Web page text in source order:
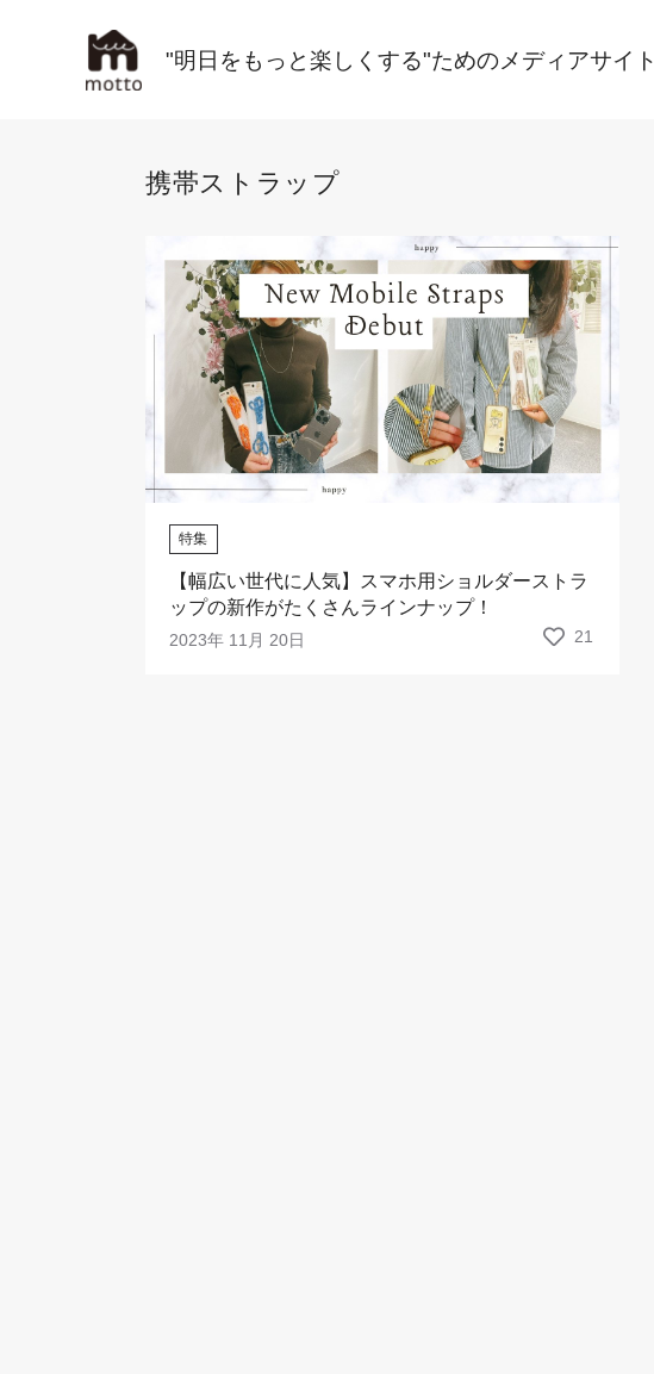
"明日をもっと楽しくする"ためのメディアサイト
携帯ストラップ
特集
【幅広い世代に人気】スマホ用ショルダーストラ
ップの新作がたくさんラインナップ！
2023年 11月 20日 21